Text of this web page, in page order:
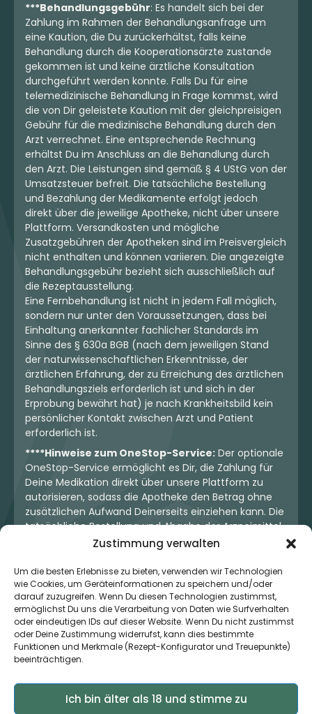
Zustimmung verwalten
Um die besten Erlebnisse zu bieten, verwenden wir Technologien
wie Cookies, um Geräteinformationen zu speichern und/oder
darauf zuzugreifen. Wenn Du diesen Technologien zustimmst,
ermöglichst Du uns die Verarbeitung von Daten wie Surfverhalten
oder eindeutigen IDs auf dieser Website. Wenn Du nicht zustimmst
oder Deine Zustimmung widerrufst, kann dies bestimmte
Funktionen und Merkmale (Rezept-Konfigurator und Treuepunkte)
beeinträchtigen.
Ich bin älter als 18 und stimme zu
***Behandlungsgebühr: Es handelt sich bei der
Zahlung im Rahmen der Behandlungsanfrage um
eine Kaution, die Du zurückerhältst, falls keine
Behandlung durch die Kooperationsärzte zustande
gekommen ist und keine ärztliche Konsultation
durchgeführt werden konnte. Falls Du für eine
telemedizinische Behandlung in Frage kommst, wird
die von Dir geleistete Kaution mit der gleichpreisigen
Gebühr für die medizinische Behandlung durch den
Arzt verrechnet. Eine entsprechende Rechnung
erhältst Du im Anschluss an die Behandlung durch
den Arzt. Die Leistungen sind gemäß § 4 UStG von der
Umsatzsteuer befreit. Die tatsächliche Bestellung
und Bezahlung der Medikamente erfolgt jedoch
direkt über die jeweilige Apotheke, nicht über unsere
Plattform. Versandkosten und mögliche
Zusatzgebühren der Apotheken sind im Preisvergleich
nicht enthalten und können variieren. Die angezeigte
Behandlungsgebühr bezieht sich ausschließlich auf
die Rezeptausstellung.
Eine Fernbehandlung ist nicht in jedem Fall möglich,
sondern nur unter den Voraussetzungen, dass bei
Einhaltung anerkannter fachlicher Standards im
Sinne des § 630a BGB (nach dem jeweiligen Stand
der naturwissenschaftlichen Erkenntnisse, der
ärztlichen Erfahrung, der zu Erreichung des ärztlichen
Behandlungsziels erforderlich ist und sich in der
Erprobung bewährt hat) je nach Krankheitsbild kein
persönlicher Kontakt zwischen Arzt und Patient
erforderlich ist.
****Hinweise zum OneStop-Service: Der optionale
OneStop-Service ermöglicht es Dir, die Zahlung für
Deine Medikation direkt über unsere Plattform zu
autorisieren, sodass die Apotheke den Betrag ohne
zusätzlichen Aufwand Deinerseits einziehen kann. Die
tatsächliche Bestellung und Abgabe der Arzneimittel
erfolgt jedoch ausschließlich über die jeweilige
Dir und der Apotheke. Unser OneStop-Service stellt
kein pharmazeutisches Angebot dar, sondern dient
lediglich der komfortablen Zahlungsabwicklung. Die
Nutzung ist freiwillig und hat keinerlei Einfluss auf die
ärztliche Therapieentscheidung oder die Wahl der
verschriebenen Medikation. Apotheken sind rechtlich
unabhängig und unterliegen den gesetzlichen